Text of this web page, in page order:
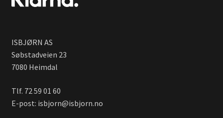
ISBJØRN AS
Søbstadveien 23
7080 Heimdal
Tlf. 72 59 01 60
E-post: isbjorn@isbjorn.no